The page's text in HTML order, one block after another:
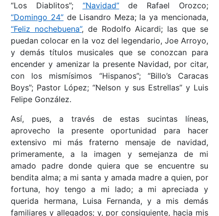
“Los Diablitos”; “Navidad”de Rafael Orozco;
“Domingo 24” de Lisandro Meza; la ya mencionada,
“Feliz nochebuena”, de Rodolfo Aicardi; las que se
puedan colocar en la voz del legendario, Joe Arroyo,
y demás títulos musicales que se conozcan para
encender y amenizar la presente Navidad, por citar,
con los mismísimos “Hispanos”; “Billo’s Caracas
Boys”; Pastor López; “Nelson y sus Estrellas” y Luis
Felipe González.
Así, pues, a través de estas sucintas líneas,
aprovecho la presente oportunidad para hacer
extensivo mi más fraterno mensaje de navidad,
primeramente, a la imagen y semejanza de mi
amado padre donde quiera que se encuentre su
bendita alma; a mi santa y amada madre a quien, por
fortuna, hoy tengo a mi lado; a mi apreciada y
querida hermana, Luisa Fernanda, y a mis demás
familiares y allegados; y, por consiguiente, hacia mis